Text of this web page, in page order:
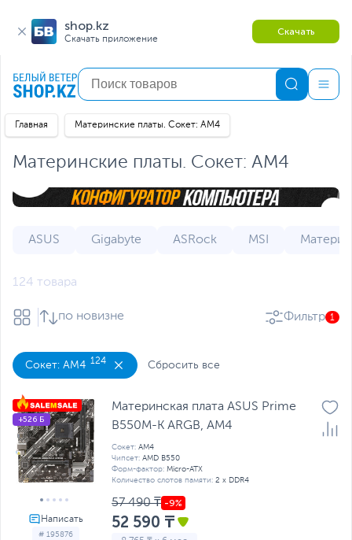
shop.kz
Скачать приложение
Скачать
Главная Материнские платы. Сокет: AM4
Материнские платы. Сокет: AM4
ASUS Gigabyte ASRock MSI
124 товара
по новизне Фильтр 1
Сокет: AM4 124 Сбросить все
# 195876
+526 Б
Материнская плата ASUS Prime
B550M-K ARGB, AM4
Сокет: AM4
Чипсет: AMD B550
Форм-фактор: Micro-ATX
Количество слотов памяти: 2 x DDR4
57 490 ₸
52 590 ₸